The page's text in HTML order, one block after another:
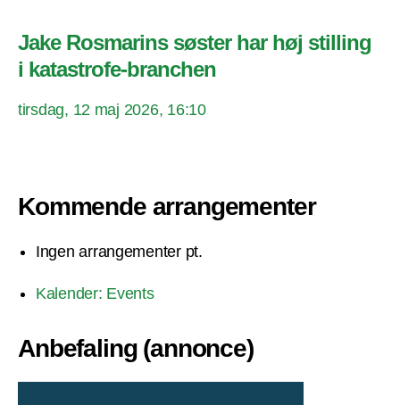
Jake Rosmarins søster har høj stilling
i katastrofe-branchen
tirsdag, 12 maj 2026, 16:10
Kommende arrangementer
Ingen arrangementer pt.
Kalender: Events
Anbefaling (annonce)